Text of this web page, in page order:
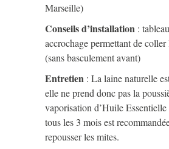
Marseille)
Conseils d’installation :
accrochage permettant de
(sans basculement avant)
Entretien : La laine naturelle
elle ne prend donc pas la
vaporisation d’Huile
tous les 3 mois est
repousser les mites.